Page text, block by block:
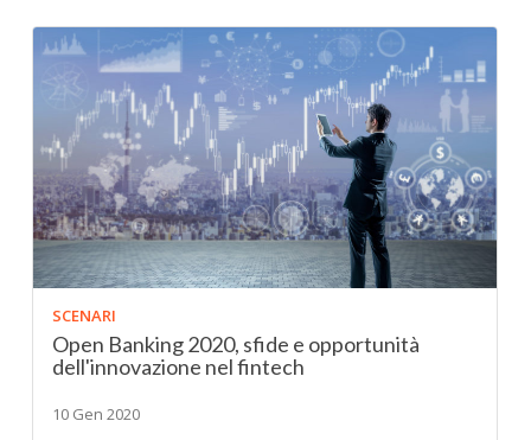
SCENARI
Open Banking 2020, sfide e opportunità
dell'innovazione nel fintech
10 Gen 2020